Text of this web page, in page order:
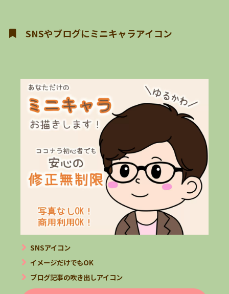
SNSやブログにミニキャラアイコン
SNSアイコン
イメージだけでもOK
ブログ記事の吹き出しアイコン